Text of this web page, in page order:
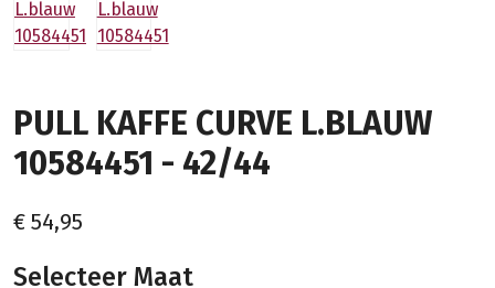
PULL KAFFE CURVE L.BLAUW
10584451 - 42/44
€ 54,95
Selecteer Maat